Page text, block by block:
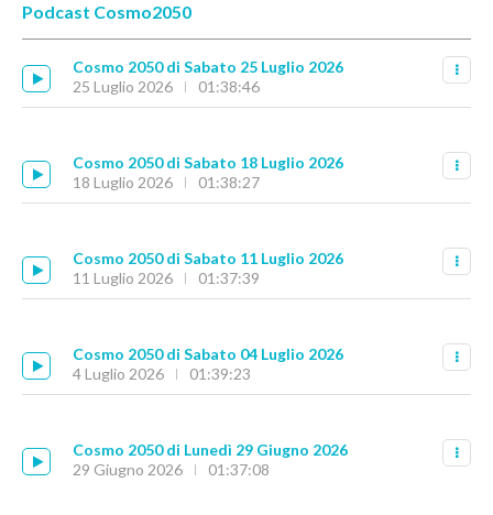
Podcast Cosmo2050
Cosmo 2050 di Sabato 25 Luglio 2026
25 Luglio 2026
01:38:46
Cosmo 2050 di Sabato 18 Luglio 2026
18 Luglio 2026
01:38:27
Cosmo 2050 di Sabato 11 Luglio 2026
11 Luglio 2026
01:37:39
Cosmo 2050 di Sabato 04 Luglio 2026
4 Luglio 2026
01:39:23
Cosmo 2050 di Lunedì 29 Giugno 2026
29 Giugno 2026
01:37:08